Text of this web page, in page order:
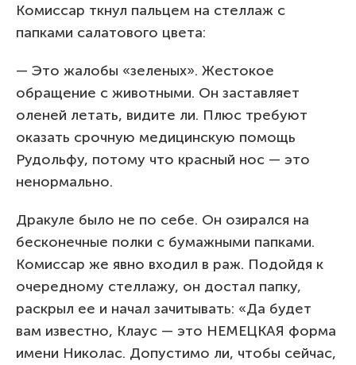
Комиссар ткнул пальцем на стеллаж с
папками салатового цвета:
— Это жалобы «зеленых». Жестокое
обращение с животными. Он заставляет
оленей летать, видите ли. Плюс требуют
оказать срочную медицинскую помощь
Рудольфу, потому что красный нос — это
ненормально.
Дракуле было не по себе. Он озирался на
бесконечные полки с бумажными папками.
Комиссар же явно входил в раж. Подойдя к
очередному стеллажу, он достал папку,
раскрыл ее и начал зачитывать: «Да будет
вам известно, Клаус — это НЕМЕЦКАЯ форма
имени Николас. Допустимо ли, чтобы сейчас,